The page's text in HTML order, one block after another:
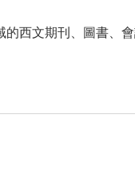
的西文期刊、圖書、